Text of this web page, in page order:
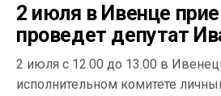
2 июля в Ивенце
проведет депутат
2 июля с 12.00 до 13.00 в
исполнительном комитете